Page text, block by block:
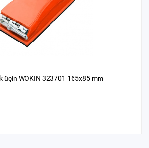
üçin WOKIN 323701 165x85 mm